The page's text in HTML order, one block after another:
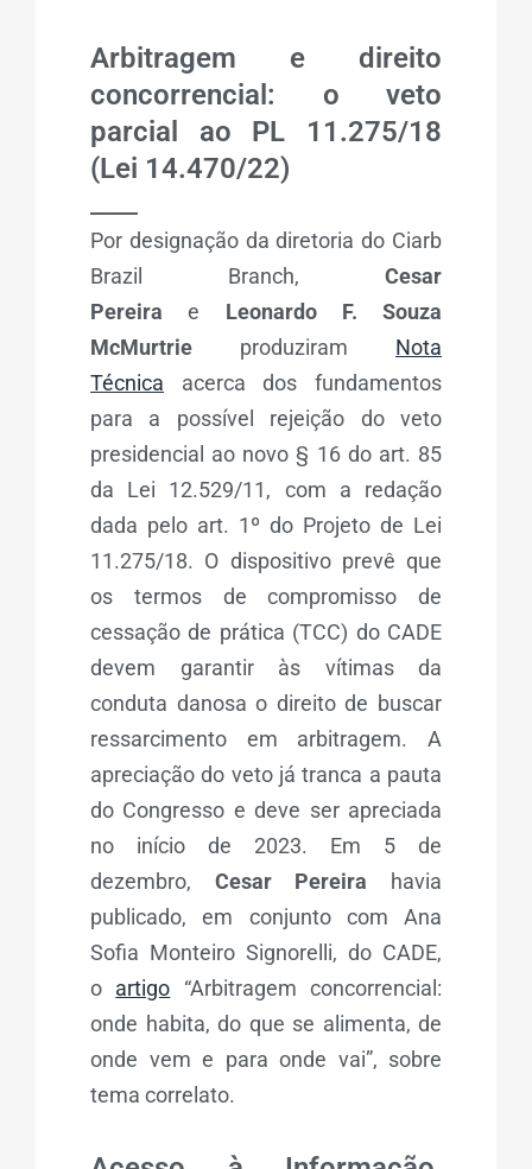
Arbitragem e direito
concorrencial: o veto
parcial ao PL 11.275/18
(Lei 14.470/22)
Por designação da diretoria do Ciarb
Brazil Branch, Cesar
Pereira e Leonardo F. Souza
McMurtrie produziram Nota
Técnica acerca dos fundamentos
para a possível rejeição do veto
presidencial ao novo § 16 do art. 85
da Lei 12.529/11, com a redação
dada pelo art. 1º do Projeto de Lei
11.275/18. O dispositivo prevê que
os termos de compromisso de
cessação de prática (TCC) do CADE
devem garantir às vítimas da
conduta danosa o direito de buscar
ressarcimento em arbitragem. A
apreciação do veto já tranca a pauta
do Congresso e deve ser apreciada
no início de 2023. Em 5 de
dezembro, Cesar Pereira havia
publicado, em conjunto com Ana
Sofia Monteiro Signorelli, do CADE,
o artigo “Arbitragem concorrencial:
onde habita, do que se alimenta, de
onde vem e para onde vai”, sobre
tema correlato.